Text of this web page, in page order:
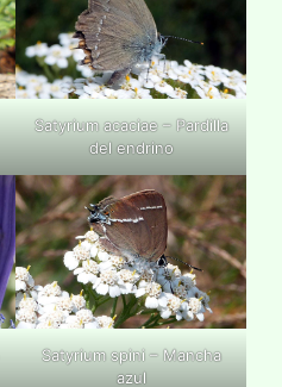
Satyrium acaciae – Pardilla
del endrino
Satyrium spini – Mancha
azul